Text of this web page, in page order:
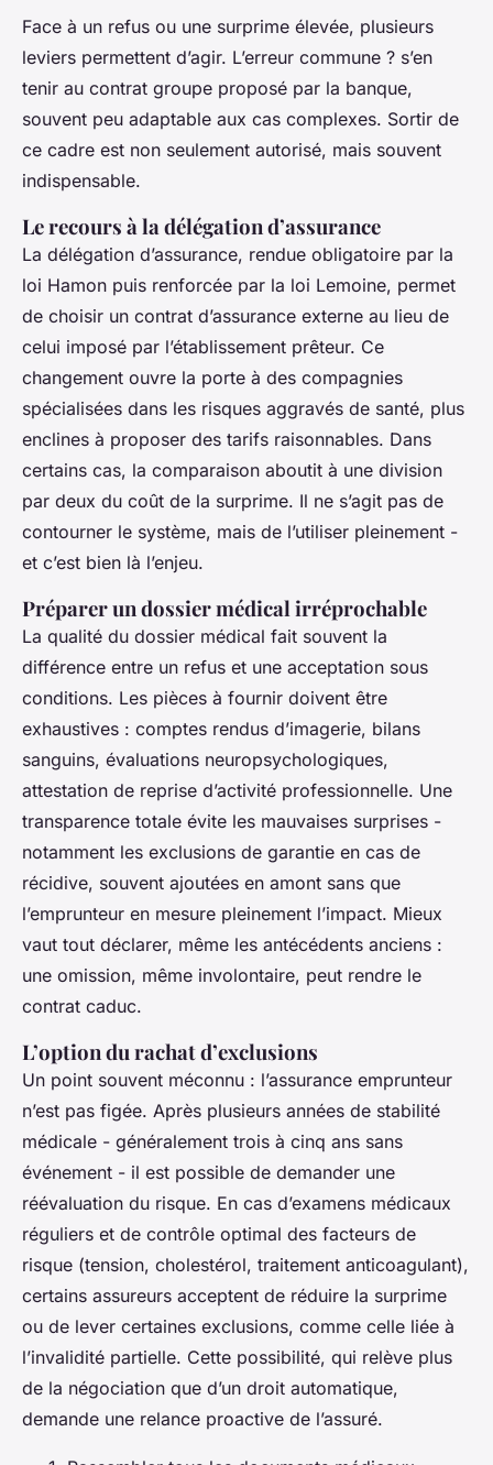
Face à un refus ou une surprime élevée, plusieurs
leviers permettent d’agir. L’erreur commune ? s’en
tenir au contrat groupe proposé par la banque,
souvent peu adaptable aux cas complexes. Sortir de
ce cadre est non seulement autorisé, mais souvent
indispensable.
Le recours à la délégation d’assurance
La délégation d’assurance, rendue obligatoire par la
loi Hamon puis renforcée par la loi Lemoine, permet
de choisir un contrat d’assurance externe au lieu de
celui imposé par l’établissement prêteur. Ce
changement ouvre la porte à des compagnies
spécialisées dans les risques aggravés de santé, plus
enclines à proposer des tarifs raisonnables. Dans
certains cas, la comparaison aboutit à une division
par deux du coût de la surprime. Il ne s’agit pas de
contourner le système, mais de l’utiliser pleinement -
et c’est bien là l’enjeu.
Préparer un dossier médical irréprochable
La qualité du dossier médical fait souvent la
différence entre un refus et une acceptation sous
conditions. Les pièces à fournir doivent être
exhaustives : comptes rendus d’imagerie, bilans
sanguins, évaluations neuropsychologiques,
attestation de reprise d’activité professionnelle. Une
transparence totale évite les mauvaises surprises -
notamment les exclusions de garantie en cas de
récidive, souvent ajoutées en amont sans que
l’emprunteur en mesure pleinement l’impact. Mieux
vaut tout déclarer, même les antécédents anciens :
une omission, même involontaire, peut rendre le
contrat caduc.
L’option du rachat d’exclusions
Un point souvent méconnu : l’assurance emprunteur
n’est pas figée. Après plusieurs années de stabilité
médicale - généralement trois à cinq ans sans
événement - il est possible de demander une
réévaluation du risque. En cas d’examens médicaux
réguliers et de contrôle optimal des facteurs de
risque (tension, cholestérol, traitement anticoagulant),
certains assureurs acceptent de réduire la surprime
ou de lever certaines exclusions, comme celle liée à
l’invalidité partielle. Cette possibilité, qui relève plus
de la négociation que d’un droit automatique,
demande une relance proactive de l’assuré.